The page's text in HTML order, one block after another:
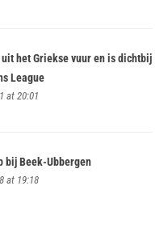
het Griekse vuur en is dichtbij
League
at 20:01
bij Beek-Ubbergen
at 19:18